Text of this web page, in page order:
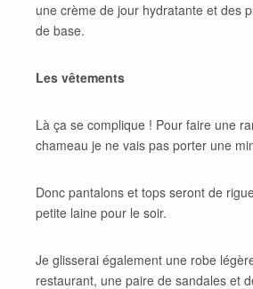
une crème de jour hydratante et des
de base.
Les vêtements
Là ça se complique ! Pour faire une
chameau je ne vais pas porter une
Donc pantalons et tops seront de
petite laine pour le soir.
Je glisserai également une robe
restaurant, une paire de sandales et